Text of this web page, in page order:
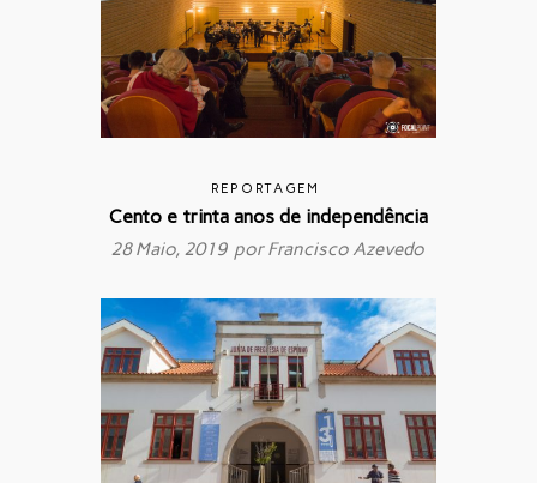
REPORTAGEM
Cento e trinta anos de independência
28 Maio, 2019 porFrancisco Azevedo